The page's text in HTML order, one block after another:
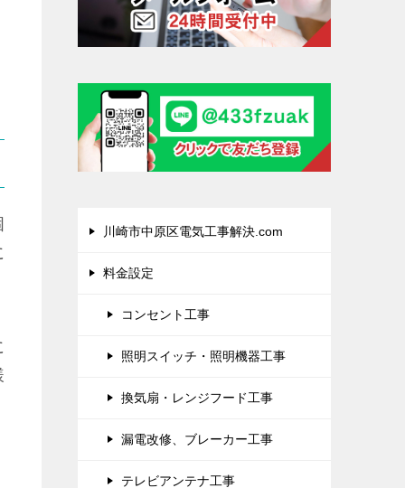
川崎市中原区電気工事解決.com
料金設定
コンセント工事
照明スイッチ・照明機器工事
換気扇・レンジフード工事
漏電改修、ブレーカー工事
テレビアンテナ工事